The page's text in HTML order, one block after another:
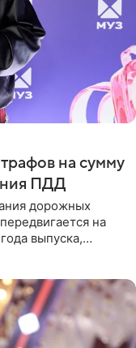
на сумму
ПДД
дорожных
на
выпуска,